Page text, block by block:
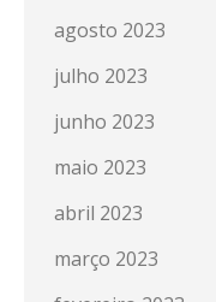
agosto 2023
julho 2023
junho 2023
maio 2023
abril 2023
março 2023